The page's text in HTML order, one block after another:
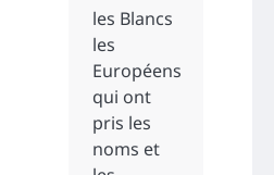
les Blancs
les
Européens
qui ont
pris les
noms et